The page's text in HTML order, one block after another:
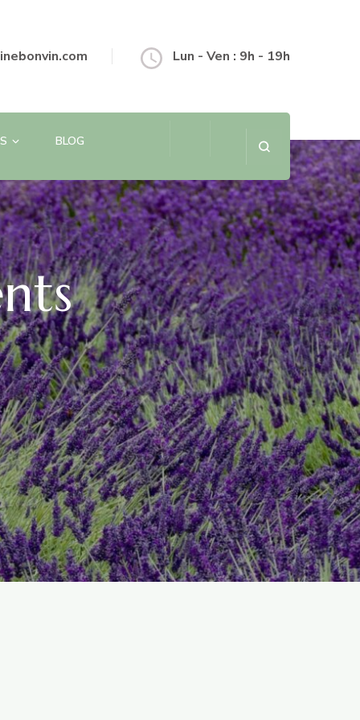
Lun - Ven : 9h - 19h
BLOG